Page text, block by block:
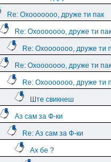
Re: Охооооооо, друже ти пак
Re: Охооооооо, друже ти пак
Re: Охооооооо, друже ти
Re: Охооооооо, друже ти пак
Re: Охооооооо, друже ти
Ште свикнеш
Аз сам за Ф-ки
Re: Аз сам за Ф-ки
Ах бе ?